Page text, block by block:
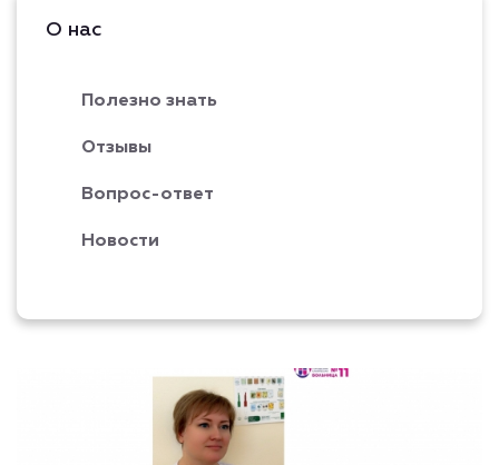
О нас
Полезно знать
Отзывы
Вопрос-ответ
Новости